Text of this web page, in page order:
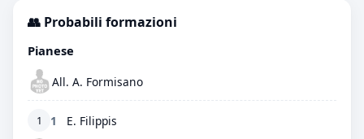
👥 Probabili formazioni
Pianese
All. A. Formisano
1 1
E. Filippis